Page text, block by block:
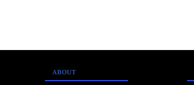
ABOUT